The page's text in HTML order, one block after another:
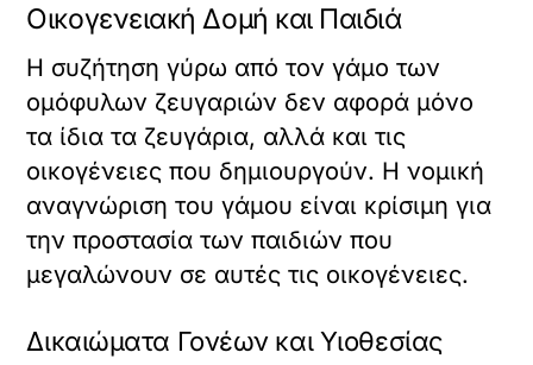
Οικογενειακή Δομή και Παιδιά
Η συζήτηση γύρω από τον γάμο των
ομόφυλων ζευγαριών δεν αφορά μόνο
τα ίδια τα ζευγάρια, αλλά και τις
οικογένειες που δημιουργούν. Η νομική
αναγνώριση του γάμου είναι κρίσιμη για
την προστασία των παιδιών που
μεγαλώνουν σε αυτές τις οικογένειες.
Δικαιώματα Γονέων και Υιοθεσίας